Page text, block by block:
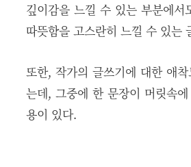
깊이감을 느낄 수 있는 부분에서
따뜻함을 고스란히 느낄 수 있는
또한, 작가의 글쓰기에 대한 애
는데, 그중에 한 문장이 머릿속
용이 있다.